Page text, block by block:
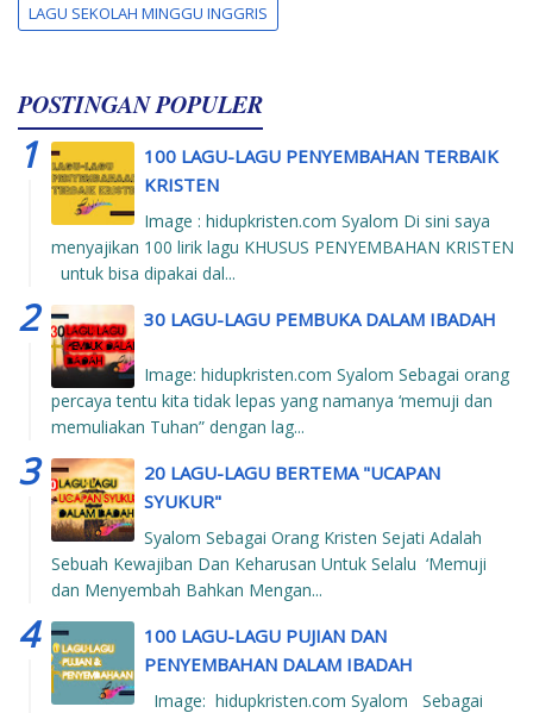
LAGU SEKOLAH MINGGU INGGRIS
POSTINGAN POPULER
100 LAGU-LAGU PENYEMBAHAN TERBAIK
KRISTEN
Image : hidupkristen.com Syalom Di sini saya
menyajikan 100 lirik lagu KHUSUS PENYEMBAHAN KRISTEN
untuk bisa dipakai dal...
30 LAGU-LAGU PEMBUKA DALAM IBADAH
Image: hidupkristen.com Syalom Sebagai orang
percaya tentu kita tidak lepas yang namanya ‘memuji dan
memuliakan Tuhan” dengan lag...
20 LAGU-LAGU BERTEMA "UCAPAN
SYUKUR"
Syalom Sebagai Orang Kristen Sejati Adalah
Sebuah Kewajiban Dan Keharusan Untuk Selalu ‘Memuji
dan Menyembah Bahkan Mengan...
100 LAGU-LAGU PUJIAN DAN
PENYEMBAHAN DALAM IBADAH
Image: hidupkristen.com Syalom Sebagai